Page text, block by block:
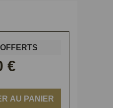
€
AU PANIER